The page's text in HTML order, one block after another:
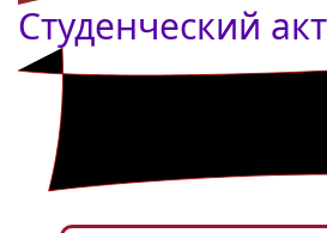
Студенческий